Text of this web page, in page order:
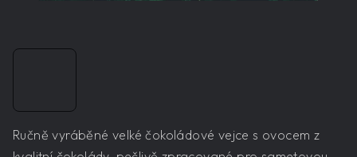
Ručně vyráběné velké čokoládové vejce s ovocem z